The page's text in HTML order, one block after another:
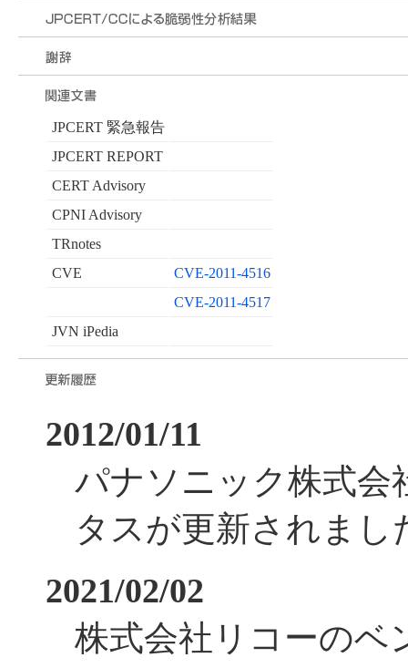
JPCERT 緊急報告
JPCERT REPORT
CERT Advisory
CPNI Advisory
TRnotes
CVE
CVE-2011-4516
CVE-2011-4517
JVN iPedia
2012/01/11
パナソニック株式会
タスが更新されまし
2021/02/02
株式会社リコーのベ